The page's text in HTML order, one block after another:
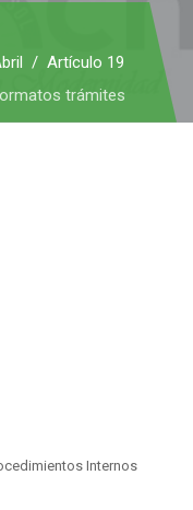
Artículo 19
trámites
Internos